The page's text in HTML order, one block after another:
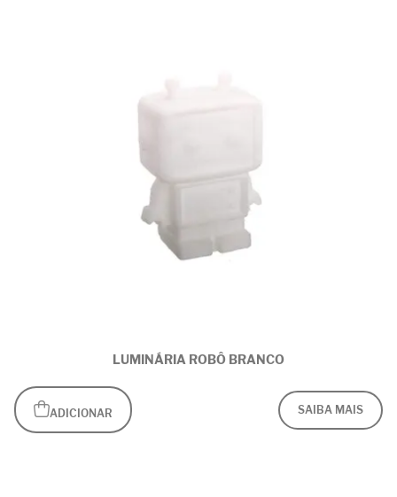
LUMINÁRIA ROBÔ BRANCO
ADICIONAR SAIBA MAIS